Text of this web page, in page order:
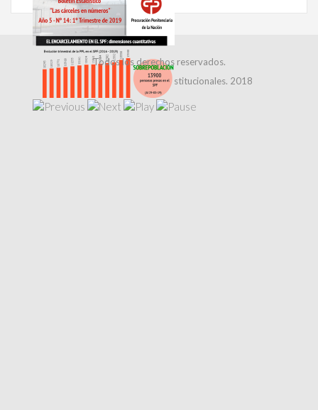
Todos los derechos reservados.
Dirección de Relaciones Institucionales. 2018